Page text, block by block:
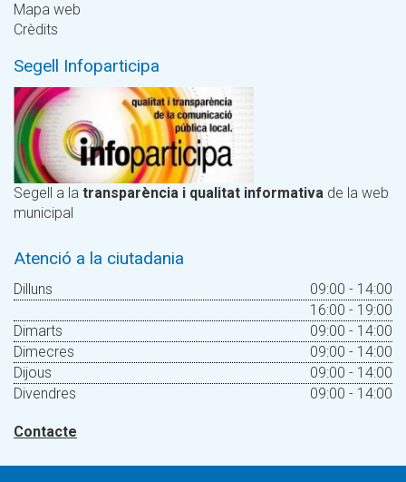
Mapa web
Crèdits
Segell Infoparticipa
Segell a la transparència i qualitat informativa de la web
municipal
Atenció a la ciutadania
Dilluns
09:00 - 14:00
16:00 - 19:00
Dimarts
09:00 - 14:00
Dimecres
09:00 - 14:00
Dijous
09:00 - 14:00
Divendres
09:00 - 14:00
Contacte